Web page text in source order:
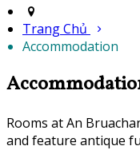
Trang Chủ
Accommodation
Rooms at An
and feature antique